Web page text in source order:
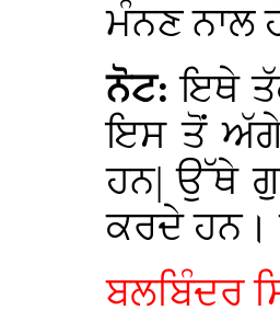
ਮੰਨਣ ਨਾਲ
ਨੋਟ: ਇਥੇ
ਇਸ ਤੋਂ ਅੱਗੇ
ਹਨ| ਉੱਥੇ
ਕਰਦੇ ਹਨ।
ਬਲਬਿੰਦਰ